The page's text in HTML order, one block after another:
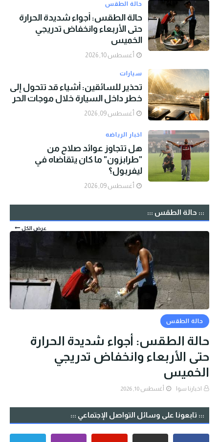
حالة الطقس
حالة الطقس: أجواء شديدة الحرارة
حتى الأربعاء وانخفاض تدريجي
الخميس
أغسطس 10, 2026
سيارات
تحذير للسائقين: أشياء قد تتحول إلى
خطر داخل السيارة خلال موجات الحر
أغسطس 09, 2026
اخبار الرياضه
هل تتجاوز عوائد صلاح من
"طرابزون" ما كان يتقاضاه في
ليفربول؟
أغسطس 09, 2026
::: حالة الطقس :::
عرض الكل
حالة الطقس
حالة الطقس: أجواء شديدة الحرارة
حتى الأربعاء وانخفاض تدريجي
الخميس
اخبارنا سوا أغسطس 10, 2026
::: تابعونا على وسائل التواصل الإجتماعي :::